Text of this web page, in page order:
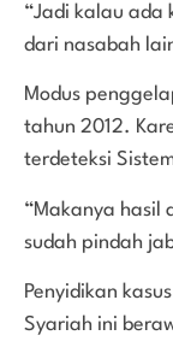
“Jadi kalau ada
dari nasabah
Modus
tahun 2012.
terdeteksi
“Makanya hasil
sudah pindah
Penyidikan
Syariah ini